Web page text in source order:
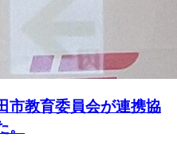
市教育委員会が連携協